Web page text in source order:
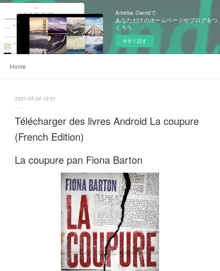
Ameba Owndで
あなただけのホームページやブログをつ
くろう
今すぐ試す
Home
2021.05.04 12:01
Télécharger des livres Android La coupure
(French Edition)
La coupure pan Fiona Barton